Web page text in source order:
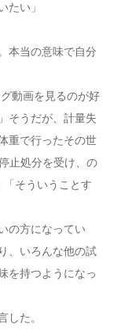
たい」
本当の意味で自分
動画を見るのが好
そうだが、計量失
重で行ったその世
止処分を受け、の
そういうことす
の方になってい
、いろんな他の試
を持つようになっ
た。